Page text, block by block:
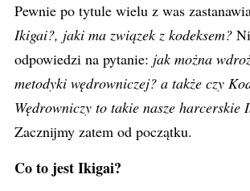
Pewnie po tytule wielu z was
Ikigai?, jaki ma związek z kodeksem?
odpowiedzi na pytanie: jak można
metodyki wędrowniczej? a także czy
Wędrowniczy to takie nasze harcerskie
Zacznijmy zatem od początku.
Co to jest Ikigai?